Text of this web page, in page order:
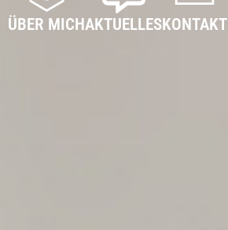
ÜBER MICHAKTUELLESKONTAKT